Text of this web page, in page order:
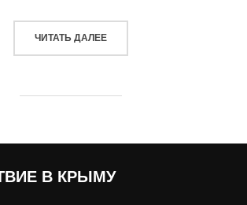
ЧИТАТЬ ДАЛЕЕ«УКРАИНА ПАЛАС»
В КРЫМУ